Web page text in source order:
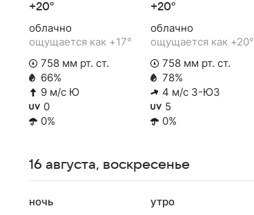
+20°
облачно
ощущается как +17°
758 мм рт. ст.
66%
9 м/с Ю
0
0%
+20°
облачно
ощущается как +20°
758 мм рт. ст.
78%
4 м/с З-ЮЗ
5
0%
16 августа, воскресенье
ночь утро